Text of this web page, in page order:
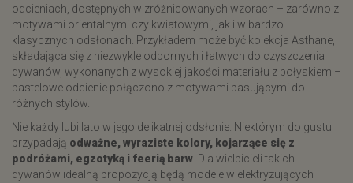
odcieniach, dostępnych w zróżnicowanych wzorach – zarówno z
motywami orientalnymi czy kwiatowymi, jak i w bardzo
klasycznych odsłonach. Przykładem może być kolekcja Asthane,
składająca się z niezwykle odpornych i łatwych do czyszczenia
dywanów, wykonanych z wysokiej jakości materiału z połyskiem –
pastelowe odcienie połączono z motywami pasującymi do
różnych stylów.
Nie każdy lubi lato w jego delikatnej odsłonie. Niektórym do gustu
przypadają odważne, wyraziste kolory, kojarzące się z
podróżami, egzotyką i feerią barw . Dla wielbicieli takich
dywanów idealną propozycją będą modele w elektryzujących